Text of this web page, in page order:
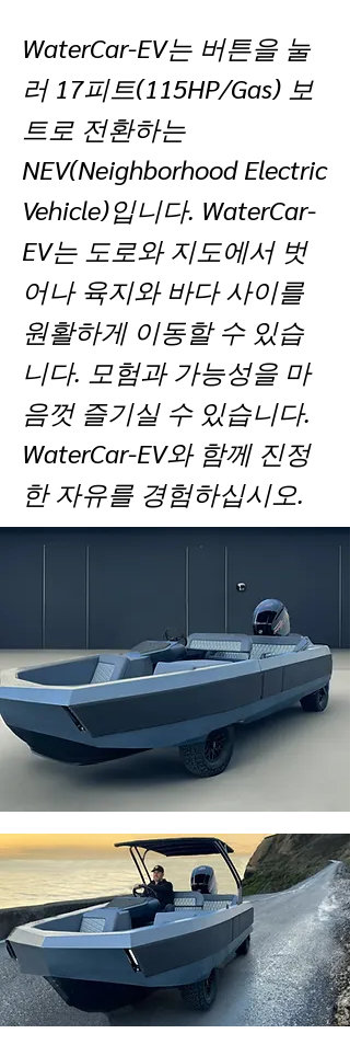
WaterCar-EV는 버튼을 눌
러 17피트(115HP/Gas) 보
트로 전환하는
NEV(Neighborhood Electric
Vehicle)입니다. WaterCar-
EV는 도로와 지도에서 벗
어나 육지와 바다 사이를
원활하게 이동할 수 있습
니다. 모험과 가능성을 마
음껏 즐기실 수 있습니다.
WaterCar-EV와 함께 진정
한 자유를 경험하십시오.